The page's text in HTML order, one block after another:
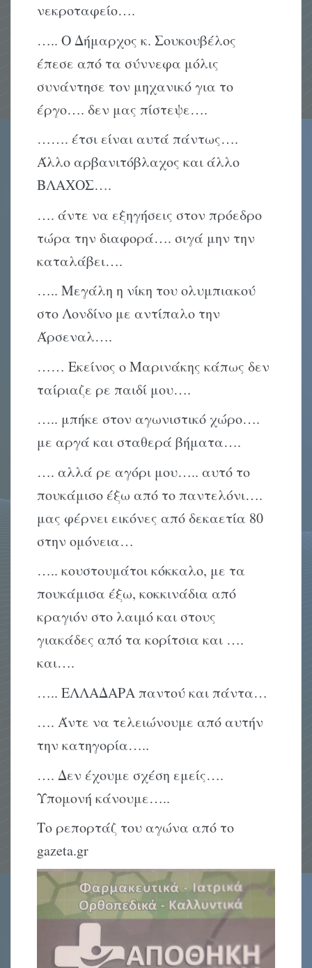
νεκροταφείο….
….. Ο Δήμαρχος κ. Σουκουβέλος
έπεσε από τα σύννεφα μόλις
συνάντησε τον μηχανικό για το
έργο…. δεν μας πίστεψε….
……. έτσι είναι αυτά πάντως….
Άλλο αρβανιτόβλαχος και άλλο
ΒΛΑΧΟΣ….
…. άντε να εξηγήσεις στον πρόεδρο
τώρα την διαφορά…. σιγά μην την
καταλάβει….
….. Μεγάλη η νίκη του ολυμπιακού
στο Λονδίνο με αντίπαλο την
Άρσεναλ….
…… Εκείνος ο Μαρινάκης κάπως δεν
ταίριαζε ρε παιδί μου….
….. μπήκε στον αγωνιστικό χώρο….
με αργά και σταθερά βήματα….
…. αλλά ρε αγόρι μου….. αυτό το
πουκάμισο έξω από το παντελόνι….
μας φέρνει εικόνες από δεκαετία 80
στην ομόνεια…
….. κουστουμάτοι κόκκαλο, με τα
πουκάμισα έξω, κοκκινάδια από
κραγιόν στο λαιμό και στους
γιακάδες από τα κορίτσια και ….
και….
….. ΕΛΛΑΔΑΡΑ παντού και πάντα…
…. Άντε να τελειώνουμε από αυτήν
την κατηγορία…..
…. Δεν έχουμε σχέση εμείς….
Υπομονή κάνουμε…..
Το ρεπορτάζ του αγώνα από το
gazeta.gr